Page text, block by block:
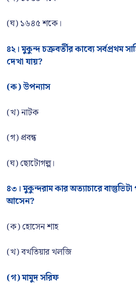
(ঘ) ১৬৪৫ শকে।
৪২। মুকুন্দ চক্রবর্তীর কাব্যে সর্বপ্রথম
দেখা যায়?
(ক) উপন্যাস
(খ) নাটক
(গ) প্রবন্ধ
(ঘ) ছোটোগল্প।
৪৩। মুকুন্দরাম কার অত্যাচারে
আসেন?
(ক) হোসেন শাহ
(খ) বখতিয়ার খলজি
(গ) মামুদ সরিফ